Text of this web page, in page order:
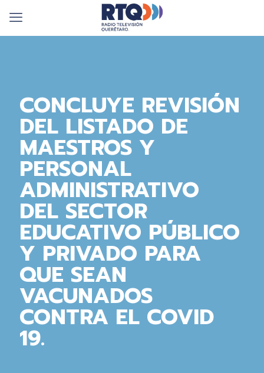
CONCLUYE REVISIÓN
DEL LISTADO DE
MAESTROS Y
PERSONAL
ADMINISTRATIVO
DEL SECTOR
EDUCATIVO PÚBLICO
Y PRIVADO PARA
QUE SEAN
VACUNADOS
CONTRA EL COVID
19.